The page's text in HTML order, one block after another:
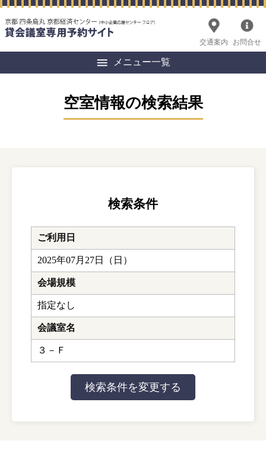
交通案内 お問合せ
メニュー一覧
空室情報の検索結果
検索条件
ご利用日
2025年07月27日（日）
会場規模
指定なし
会議室名
３－Ｆ